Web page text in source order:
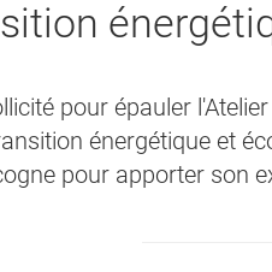
pour épauler
énergétique et
pour apporter son